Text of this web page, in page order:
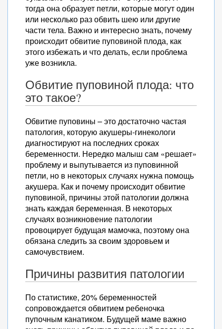
тогда она образует петли, которые могут один
или несколько раз обвить шею или другие
части тела. Важно и интересно знать, почему
происходит обвитие пуповиной плода, как
этого избежать и что делать, если проблема
уже возникла.
Обвитие пуповиной плода: что
это такое?
Обвитие пуповины – это достаточно частая
патология, которую акушеры-гинекологи
диагностируют на последних сроках
беременности. Нередко малыш сам «решает»
проблему и выпутывается из пуповинной
петли, но в некоторых случаях нужна помощь
акушера. Как и почему происходит обвитие
пуповиной, причины этой патологии должна
знать каждая беременная. В некоторых
случаях возникновение патологии
провоцирует будущая мамочка, поэтому она
обязана следить за своим здоровьем и
самочувствием.
Причины развития патологии
По статистике, 20% беременностей
сопровождается обвитием ребеночка
пупочным канатиком. Будущей маме важно